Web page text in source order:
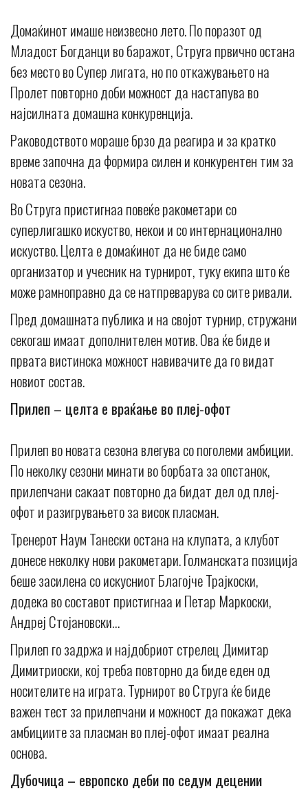
Домаќинот имаше неизвесно лето. По поразот од
Младост Богданци во баражот, Струга првично остана
без место во Супер лигата, но по откажувањето на
Пролет повторно доби можност да настапува во
најсилната домашна конкуренција.
Раководството мораше брзо да реагира и за кратко
време започна да формира силен и конкурентен тим за
новата сезона.
Во Струга пристигнаа повеќе ракометари со
суперлигашко искуство, некои и со интернационално
искуство. Целта е домаќинот да не биде само
организатор и учесник на турнирот, туку екипа што ќе
може рамноправно да се натпреварува со сите ривали.
Пред домашната публика и на својот турнир, стружани
секогаш имаат дополнителен мотив. Ова ќе биде и
првата вистинска можност навивачите да го видат
новиот состав.
Прилеп – целта е враќање во плеј-офот
Прилеп во новата сезона влегува со поголеми амбиции.
По неколку сезони минати во борбата за опстанок,
прилепчани сакаат повторно да бидат дел од плеј-
офот и разигрувањето за висок пласман.
Тренерот Наум Танески остана на клупата, а клубот
донесе неколку нови ракометари. Голманската позиција
беше засилена со искусниот Благојче Трајкоски,
додека во составот пристигнаа и Петар Маркоски,
Андреј Стојановски…
Прилеп го задржа и најдобриот стрелец Димитар
Димитриоски, кој треба повторно да биде еден од
носителите на играта. Турнирот во Струга ќе биде
важен тест за прилепчани и можност да покажат дека
амбициите за пласман во плеј-офот имаат реална
основа.
Дубочица – европско деби по седум децении